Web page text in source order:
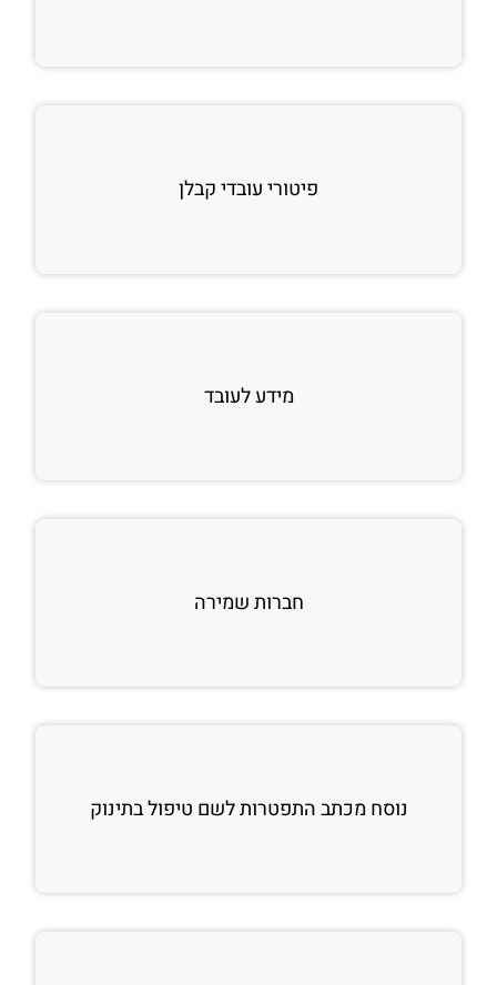
פיטורי עובדי קבלן
מידע לעובד
חברות שמירה
נוסח מכתב התפטרות לשם טיפול בתינוק